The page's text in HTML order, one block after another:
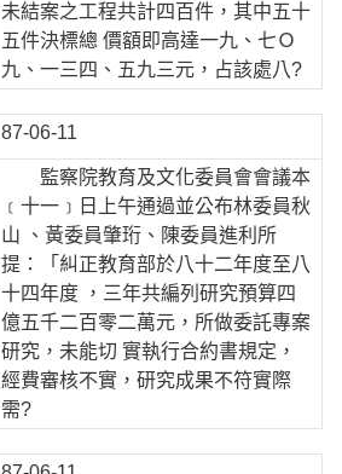
未結案之工程共計四百件，其中五十
五件決標總 價額即高達一九、七Ｏ
九、一三四、五九三元，占該處八?
87-06-11
監察院教育及文化委員會會議本
﹝十一﹞日上午通過並公布林委員秋
山 、黃委員肇珩、陳委員進利所
提：「糾正教育部於八十二年度至八
十四年度 ，三年共編列研究預算四
億五千二百零二萬元，所做委託專案
研究，未能切 實執行合約書規定，
經費審核不實，研究成果不符實際
需?